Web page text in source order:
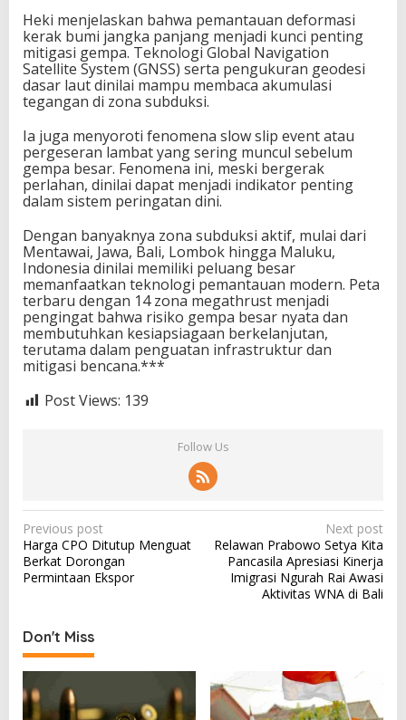
Heki menjelaskan bahwa pemantauan deformasi
kerak bumi jangka panjang menjadi kunci penting
mitigasi gempa. Teknologi Global Navigation
Satellite System (GNSS) serta pengukuran geodesi
dasar laut dinilai mampu membaca akumulasi
tegangan di zona subduksi.
Ia juga menyoroti fenomena slow slip event atau
pergeseran lambat yang sering muncul sebelum
gempa besar. Fenomena ini, meski bergerak
perlahan, dinilai dapat menjadi indikator penting
dalam sistem peringatan dini.
Dengan banyaknya zona subduksi aktif, mulai dari
Mentawai, Jawa, Bali, Lombok hingga Maluku,
Indonesia dinilai memiliki peluang besar
memanfaatkan teknologi pemantauan modern. Peta
terbaru dengan 14 zona megathrust menjadi
pengingat bahwa risiko gempa besar nyata dan
membutuhkan kesiapsiagaan berkelanjutan,
terutama dalam penguatan infrastruktur dan
mitigasi bencana.***
Post Views: 139
Follow Us
P
o
s
n
a
v
i
Previous post
Harga CPO Ditutup Menguat
Berkat Dorongan
Permintaan Ekspor
Next post
Relawan Prabowo Setya Kita
Pancasila Apresiasi Kinerja
Imigrasi Ngurah Rai Awasi
Aktivitas WNA di Bali
Don't Miss